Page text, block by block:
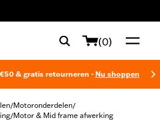
(0)
& gratis retourneren - Nu shoppen
/Motoronderdelen/
/Motor & Mid frame afwerking